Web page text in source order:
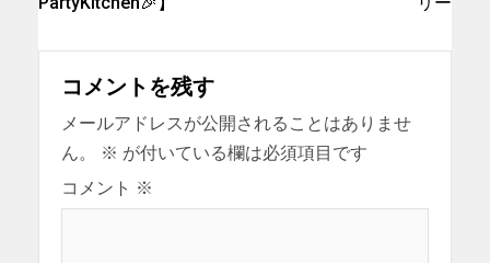
コメントを残す
メールアドレスが公開されることはありませ
ん。
※ が付いている欄は必須項目です
コメント ※